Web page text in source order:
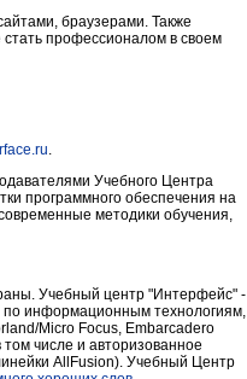
браузерами. Также
профессионалом в своем
Учебного Центра
программного обеспечения на
методики обучения,
Учебный центр "Интерфейс" -
по информационным технологиям,
Micro Focus, Embarcadero
числе и авторизованное
AllFusion). Учебный Центр